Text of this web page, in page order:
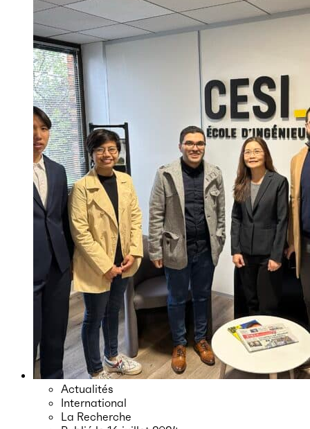
Actualités
International
La Recherche